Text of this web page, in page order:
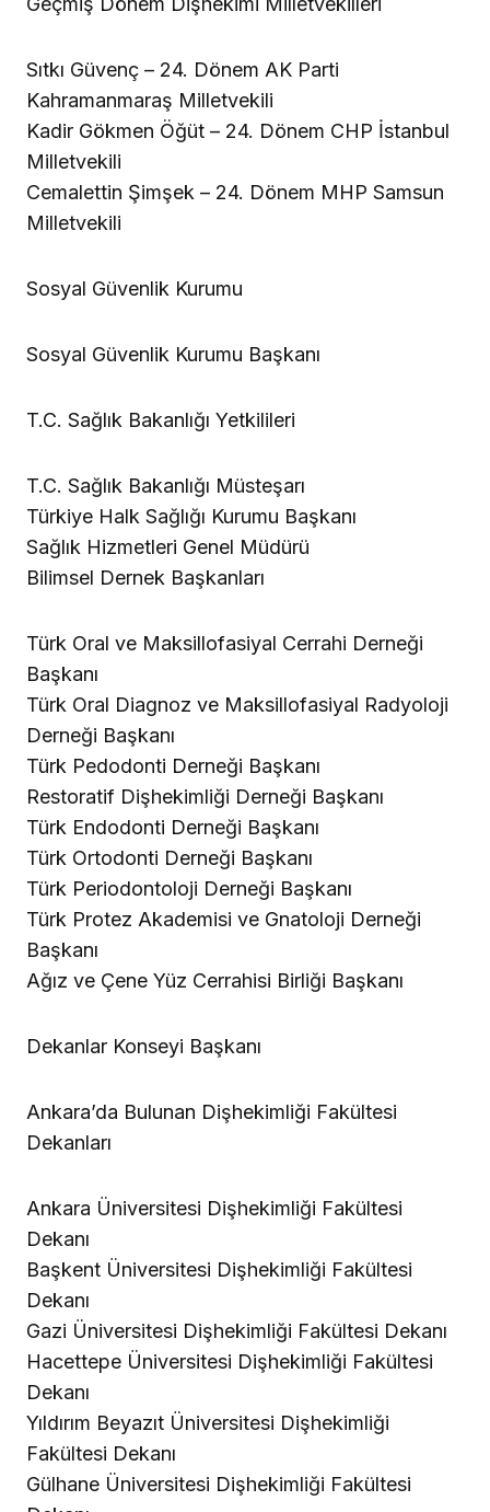
Sıtkı Güvenç – 24. Dönem AK Parti
Kahramanmaraş Milletvekili
Kadir Gökmen Öğüt – 24. Dönem CHP İstanbul
Milletvekili
Cemalettin Şimşek – 24. Dönem MHP Samsun
Milletvekili
Sosyal Güvenlik Kurumu
Sosyal Güvenlik Kurumu Başkanı
T.C. Sağlık Bakanlığı Yetkilileri
T.C. Sağlık Bakanlığı Müsteşarı
Türkiye Halk Sağlığı Kurumu Başkanı
Sağlık Hizmetleri Genel Müdürü
Bilimsel Dernek Başkanları
Türk Oral ve Maksillofasiyal Cerrahi Derneği
Başkanı
Türk Oral Diagnoz ve Maksillofasiyal Radyoloji
Derneği Başkanı
Türk Pedodonti Derneği Başkanı
Restoratif Dişhekimliği Derneği Başkanı
Türk Endodonti Derneği Başkanı
Türk Ortodonti Derneği Başkanı
Türk Periodontoloji Derneği Başkanı
Türk Protez Akademisi ve Gnatoloji Derneği
Başkanı
Ağız ve Çene Yüz Cerrahisi Birliği Başkanı
Dekanlar Konseyi Başkanı
Ankara’da Bulunan Dişhekimliği Fakültesi
Dekanları
Ankara Üniversitesi Dişhekimliği Fakültesi
Dekanı
Başkent Üniversitesi Dişhekimliği Fakültesi
Dekanı
Gazi Üniversitesi Dişhekimliği Fakültesi Dekanı
Hacettepe Üniversitesi Dişhekimliği Fakültesi
Dekanı
Yıldırım Beyazıt Üniversitesi Dişhekimliği
Fakültesi Dekanı
Gülhane Üniversitesi Dişhekimliği Fakültesi